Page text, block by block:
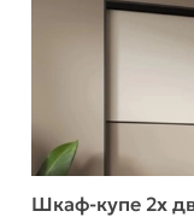
Шкаф-купе 2х